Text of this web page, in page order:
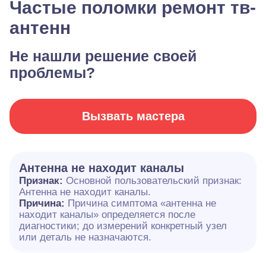
Частые поломки ремонт тв-
антенн
Не нашли решение своей
проблемы?
Вызвать мастера
Антенна не находит каналы
Признак: Основной пользовательский признак:
Антенна не находит каналы.
Причина: Причина симптома «антенна не
находит каналы» определяется после
диагностики; до измерений конкретный узел
или деталь не назначаются.